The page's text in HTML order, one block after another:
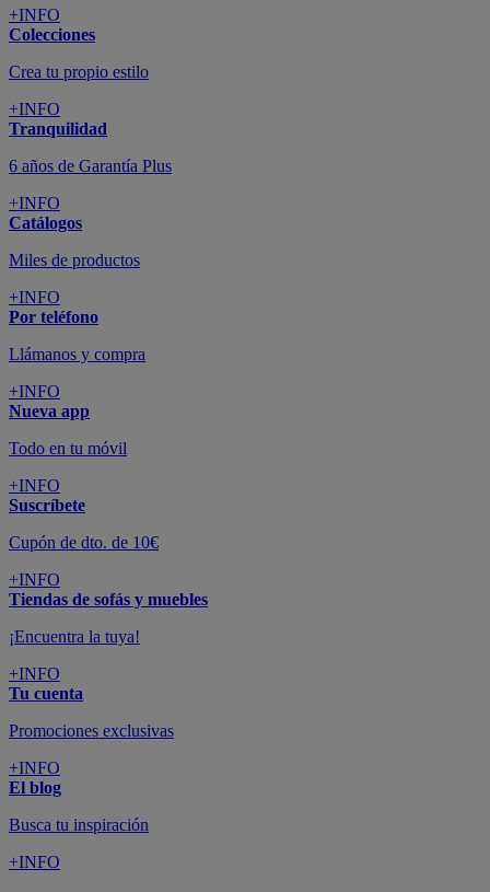
+INFO
Colecciones
Crea tu propio estilo
+INFO
Tranquilidad
6 años de Garantía Plus
+INFO
Catálogos
Miles de productos
+INFO
Por teléfono
Llámanos y compra
+INFO
Nueva app
Todo en tu móvil
+INFO
Suscríbete
Cupón de dto. de 10€
+INFO
Tiendas de sofás y muebles
¡Encuentra la tuya!
+INFO
Tu cuenta
Promociones exclusivas
+INFO
El blog
Busca tu inspiración
+INFO